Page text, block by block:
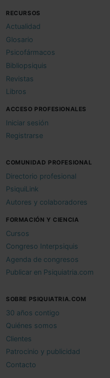
RECURSOS
Actualidad
Glosario
Psicofármacos
Bibliopsiquis
Revistas
Libros
ACCESO PROFESIONALES
Iniciar sesión
Registrarse
COMUNIDAD PROFESIONAL
Directorio profesional
PsiquiLink
Autores y colaboradores
FORMACIÓN Y CIENCIA
Cursos
Congreso Interpsiquis
Agenda de congresos
Publicar en Psiquiatria.com
SOBRE PSIQUIATRIA.COM
30 años contigo
Quiénes somos
Clientes
Patrocinio y publicidad
Contacto